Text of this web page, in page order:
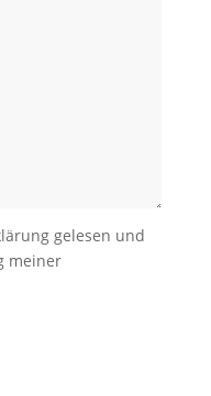
gelesen und
meiner